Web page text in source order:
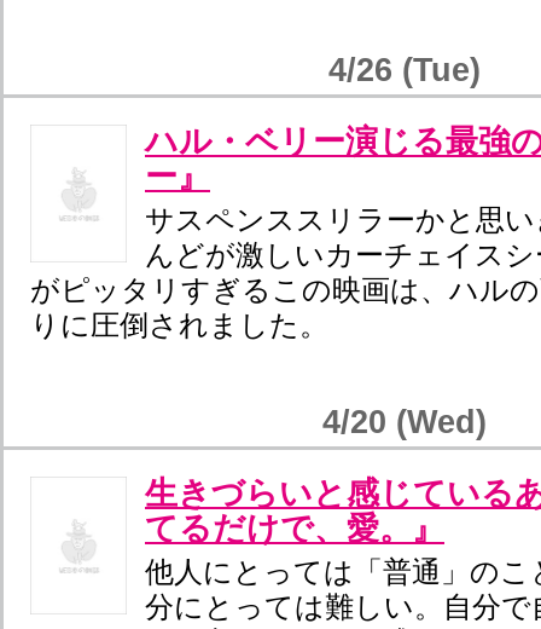
4/26 (Tue)
ハル・ベリー演じる最強
ー』
サスペンススリラーかと思
んどが激しいカーチェイス
がピッタリすぎるこの映画は、ハル
りに圧倒されました。
4/20 (Wed)
生きづらいと感じている
てるだけで、愛。』
他人にとっては「普通」の
分にとっては難しい。自分で